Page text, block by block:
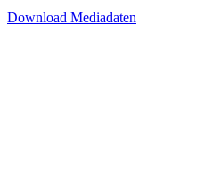
Download Mediadaten